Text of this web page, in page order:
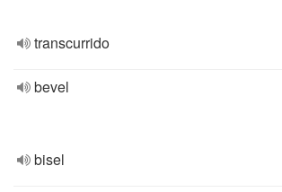
transcurrido
bevel
bisel